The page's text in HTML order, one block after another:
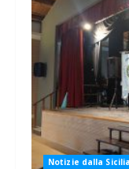
Notizie dalla Sicilia